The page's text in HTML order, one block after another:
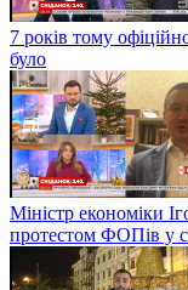
7 років тому
було
Міністр економіки
протестом ФОПів у